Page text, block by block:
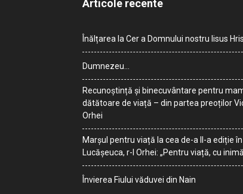
Articole recente
Înălțarea la Cer a Domnului nostru Iisus
Dumnezeu…
Recunoștință și binecuvântare pentru
dătătoare de viață – din partea preoților
Orhei
Marșul pentru viață la cea de-a II-a ediție în
Lucășeuca, r-l Orhei: „Pentru viață, cu
Învierea Fiului văduvei din Nain